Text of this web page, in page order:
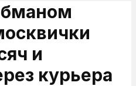
и
курьера